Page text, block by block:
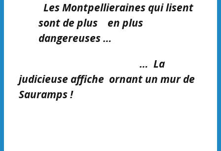
Les Montpellieraines qui lisent
sont de plus en plus
dangereuses …
… La
judicieuse affiche ornant un mur de
Sauramps !